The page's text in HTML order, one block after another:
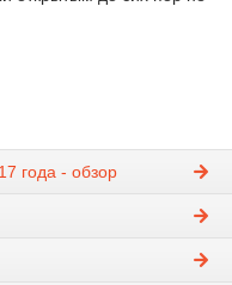
года - обзор